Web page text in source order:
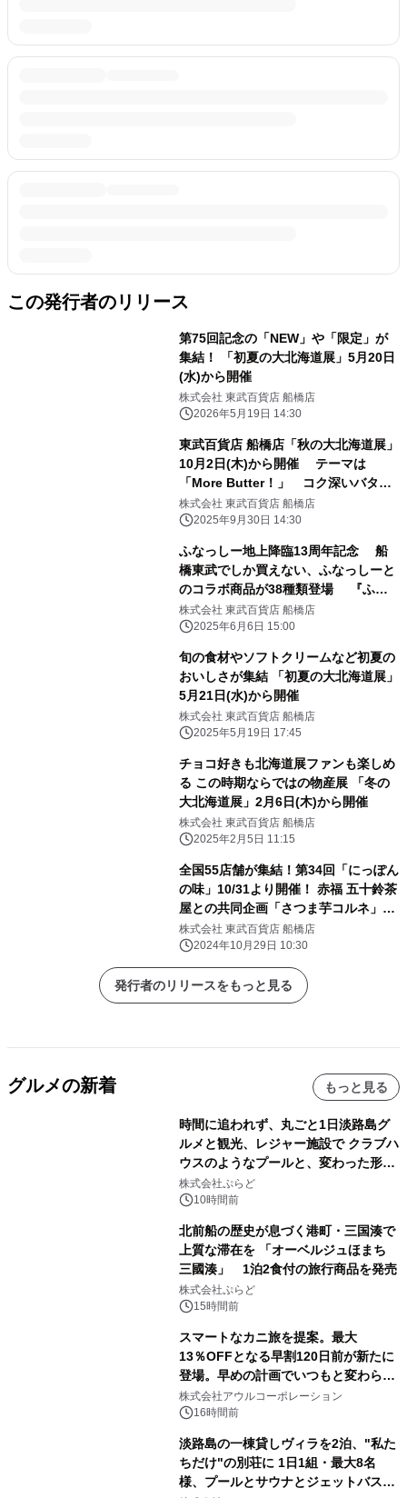
この発行者のリリース
第75回記念の「NEW」や「限定」が
集結！ 「初夏の大北海道展」5月20日
(水)から開催
株式会社 東武百貨店 船橋店
2026年5月19日 14:30
東武百貨店 船橋店「秋の大北海道展」
10月2日(木)から開催 テーマは
「More Butter！」 コク深いバター
の味わいが楽しめる！
株式会社 東武百貨店 船橋店
2025年9月30日 14:30
ふなっしー地上降臨13周年記念 船
橋東武でしか買えない、ふなっしーと
のコラボ商品が38種類登場 『ふな
っしーコラボFOODS』6月12日(木)か
ら販売
株式会社 東武百貨店 船橋店
2025年6月6日 15:00
旬の食材やソフトクリームなど初夏の
おいしさが集結 「初夏の大北海道展」
5月21日(水)から開催
株式会社 東武百貨店 船橋店
2025年5月19日 17:45
チョコ好きも北海道展ファンも楽しめ
る この時期ならではの物産展 「冬の
大北海道展」2月6日(木)から開催
株式会社 東武百貨店 船橋店
2025年2月5日 11:15
全国55店舗が集結！第34回「にっぽん
の味」10/31より開催！ 赤福 五十鈴茶
屋との共同企画「さつま芋コルネ」も
限定販売
株式会社 東武百貨店 船橋店
2024年10月29日 10:30
発行者のリリースをもっと見る
グルメの新着 もっと見る
時間に追われず、丸ごと1日淡路島グ
ルメと観光、レジャー施設で クラブハ
ウスのようなプールと、変わった形の
サウナも 「THE BOXY AWAJI」のお
得な素泊まり連泊プランで
株式会社ぷらど
10時間前
北前船の歴史が息づく港町・三国湊で
上質な滞在を 「オーベルジュほまち
三國湊」 1泊2食付の旅行商品を発売
株式会社ぷらど
15時間前
スマートなカニ旅を提案。最大
13％OFFとなる早割120日前が新たに
登場。早めの計画でいつもと変わらぬ
大人の冬旅を。ー夕日ヶ浦温泉「佳松
苑 別邸ふうか」ー
株式会社アウルコーポレーション
16時間前
淡路島の一棟貸しヴィラを2泊、"私た
ちだけ"の別荘に 1日1組・最大8名
様、プールとサウナとジェットバス付